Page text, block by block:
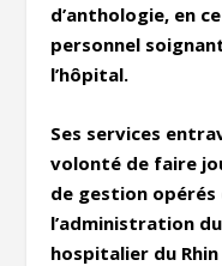
d’anthologie, en
personnel
l’hôpital.
Ses services
volonté de faire
de gestion opérés
l’administration
hospitalier du